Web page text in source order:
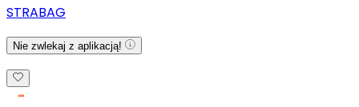
STRABAG
Nie zwlekaj z aplikacją!